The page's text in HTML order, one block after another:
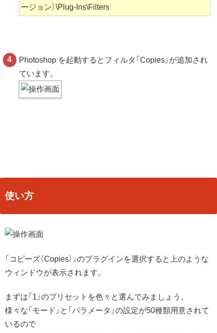
ージョン）\Plug-Ins\Filters
Photoshop を起動するとフィルタ「Copies」が追加され
ています。
使い方
「コピーズ（Copies）」のプラグインを選択すると上のような
ウィンドウが表示されます。
まずは「1」のプリセットを色々と選んでみましょう。
様々な「モード」と「パラメータ」の設定が50種類用意されて
いるので